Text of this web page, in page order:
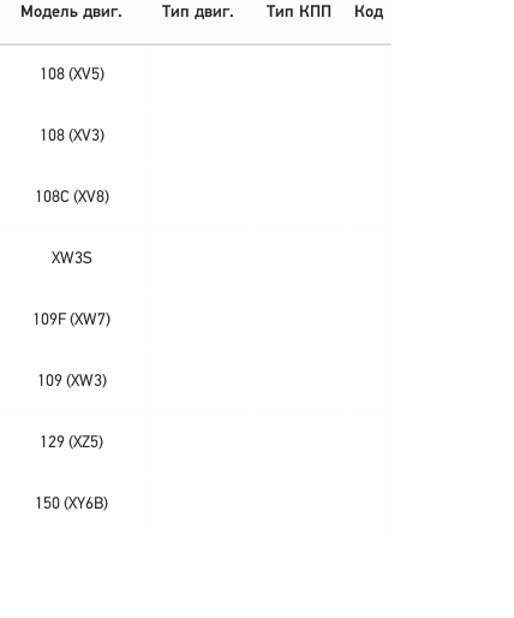
Модель двиг. Тип двиг. Тип КПП Код
108 (XV5)
108 (XV3)
108C (XV8)
XW3S
109F (XW7)
109 (XW3)
129 (XZ5)
150 (XY6B)